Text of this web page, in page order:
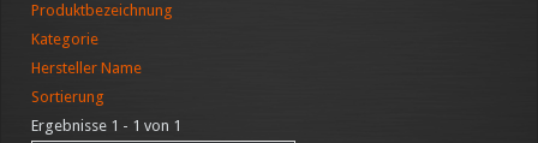
Produktbezeichnung
Kategorie
Hersteller Name
Sortierung
Ergebnisse 1 - 1 von 1